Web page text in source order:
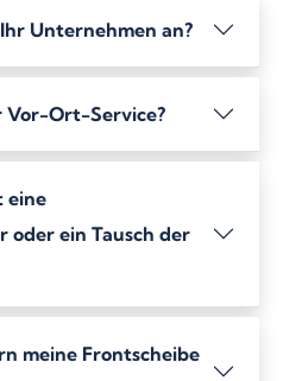
Unternehmen an?
Vor-Ort-Service?
eine
oder ein Tausch der
meine Frontscheibe